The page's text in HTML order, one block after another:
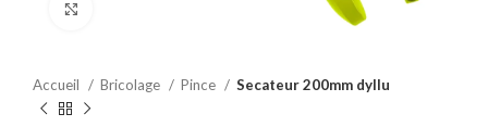
Accueil Bricolage Pince Secateur 200mm dyllu